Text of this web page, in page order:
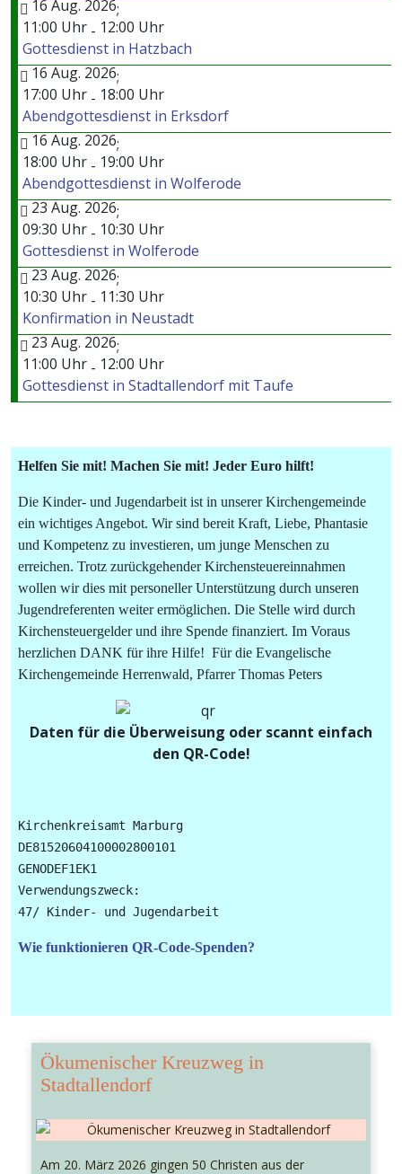
16 Aug. 2026;
11:00 Uhr - 12:00 Uhr
Gottesdienst in Hatzbach
16 Aug. 2026;
17:00 Uhr - 18:00 Uhr
Abendgottesdienst in Erksdorf
16 Aug. 2026;
18:00 Uhr - 19:00 Uhr
Abendgottesdienst in Wolferode
23 Aug. 2026;
09:30 Uhr - 10:30 Uhr
Gottesdienst in Wolferode
23 Aug. 2026;
10:30 Uhr - 11:30 Uhr
Konfirmation in Neustadt
23 Aug. 2026;
11:00 Uhr - 12:00 Uhr
Gottesdienst in Stadtallendorf mit Taufe
Helfen Sie mit! Machen Sie mit! Jeder Euro hilft!
Die Kinder- und Jugendarbeit ist in unserer Kirchengemeinde
ein wichtiges Angebot. Wir sind bereit Kraft, Liebe, Phantasie
und Kompetenz zu investieren, um junge Menschen zu
erreichen. Trotz zurückgehender Kirchensteuereinnahmen
wollen wir dies mit personeller Unterstützung durch unseren
Jugendreferenten weiter ermöglichen. Die Stelle wird durch
Kirchensteuergelder und ihre Spende finanziert. Im Voraus
herzlichen DANK für ihre Hilfe! Für die Evangelische
Kirchengemeinde Herrenwald, Pfarrer Thomas Peters
Daten für die Überweisung oder scannt einfach
den QR-Code!
Kirchenkreisamt Marburg
DE81520604100002800101
GENODEF1EK1
Verwendungszweck:
Wie funktionieren QR-Code-Spenden?
Ökumenischer Kreuzweg in
Stadtallendorf
Am 20. März 2026 gingen 50 Christen aus der